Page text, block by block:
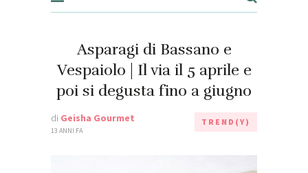
Asparagi di Bassano e
Vespaiolo | Il via il 5 aprile e
poi si degusta fino a giugno
di Geisha Gourmet
13 ANNI FA
TREND(Y)